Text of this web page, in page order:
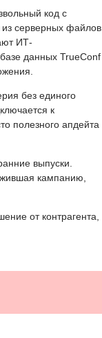
код с
серверных файлов
ИТ-
данных TrueConf
без единого
к
полезного апдейта
выпуски.
кампанию,
от контрагента,